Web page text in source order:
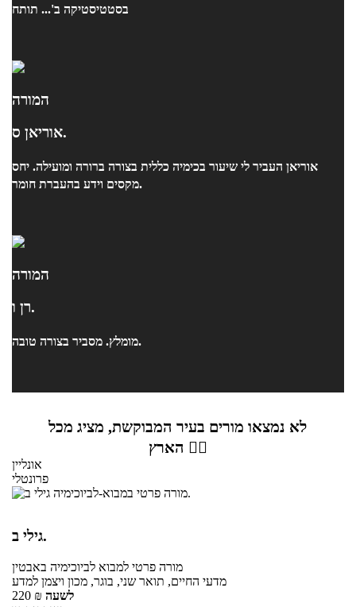
בסטטיסטיקה ב'... תותח
המורה
אוריאן ס.
אוריאן העביר לי שיעור בכימיה כללית בצורה ברורה ומועילה. יחס
מקסים וידע בהעברת חומר.
המורה
רן ו.
מומלץ. מסביר בצורה טובה.
לא נמצאו מורים בעיר המבוקשת, מציג מכל
הארץ 👇🏼
אונליין
פרונטלי
גילי ב.
מורה פרטי למבוא לביוכימיה באבטין
מדעי החיים, תואר שני, בוגר, מכון ויצמן למדע
220 ₪ לשעה